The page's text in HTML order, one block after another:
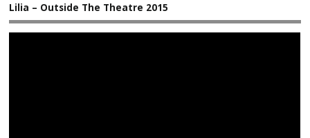
Lilia – Outside The Theatre 2015